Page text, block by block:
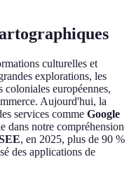
culturelles et
explorations, les
coloniales européennes,
Aujourd'hui, la
services comme Google
dans notre compréhension
, en 2025, plus de 90 %
des applications de